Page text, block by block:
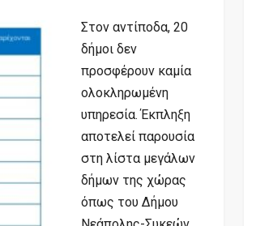
Στον αντίποδα, 20
δήμοι δεν
προσφέρουν καμία
ολοκληρωμένη
υπηρεσία. Έκπληξη
αποτελεί παρουσία
στη λίστα μεγάλων
δήμων της χώρας
όπως του Δήμου